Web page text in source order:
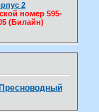
2
номер 595-
(Билайн)
Пресноводный